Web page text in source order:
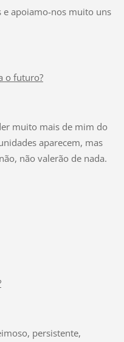
apoiamo-nos muito uns
o futuro?
muito mais de mim do
aparecem, mas
não valerão de nada.
persistente,